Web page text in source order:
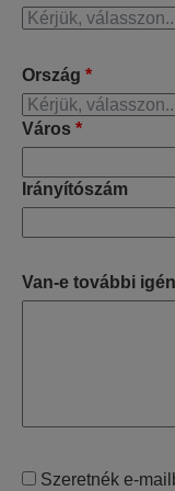
Ország *
Város *
Irányítószám
Van-e további
Szeretnék e-